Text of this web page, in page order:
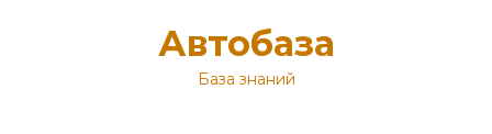
Автобаза
База знаний